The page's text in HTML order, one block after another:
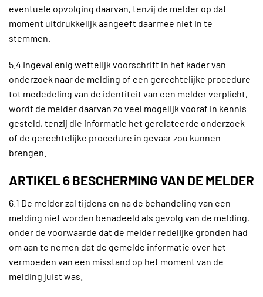
eventuele opvolging daarvan, tenzij de melder op dat
moment uitdrukkelijk aangeeft daarmee niet in te
stemmen.
5.4 Ingeval enig wettelijk voorschrift in het kader van
onderzoek naar de melding of een gerechtelijke procedure
tot mededeling van de identiteit van een melder verplicht,
wordt de melder daarvan zo veel mogelijk vooraf in kennis
gesteld, tenzij die informatie het gerelateerde onderzoek
of de gerechtelijke procedure in gevaar zou kunnen
brengen.
ARTIKEL 6 BESCHERMING VAN DE MELDER
6.1 De melder zal tijdens en na de behandeling van een
melding niet worden benadeeld als gevolg van de melding,
onder de voorwaarde dat de melder redelijke gronden had
om aan te nemen dat de gemelde informatie over het
vermoeden van een misstand op het moment van de
melding juist was.